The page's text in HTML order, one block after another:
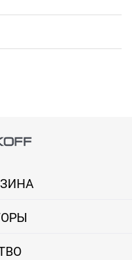
банковской картой
при получении